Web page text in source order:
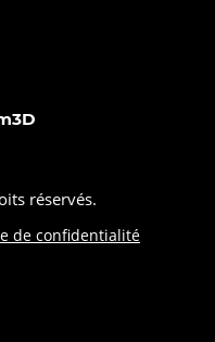
réservés.
de confidentialité